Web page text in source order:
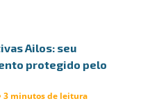
Ailos: seu
protegido pelo
3 minutos de leitura